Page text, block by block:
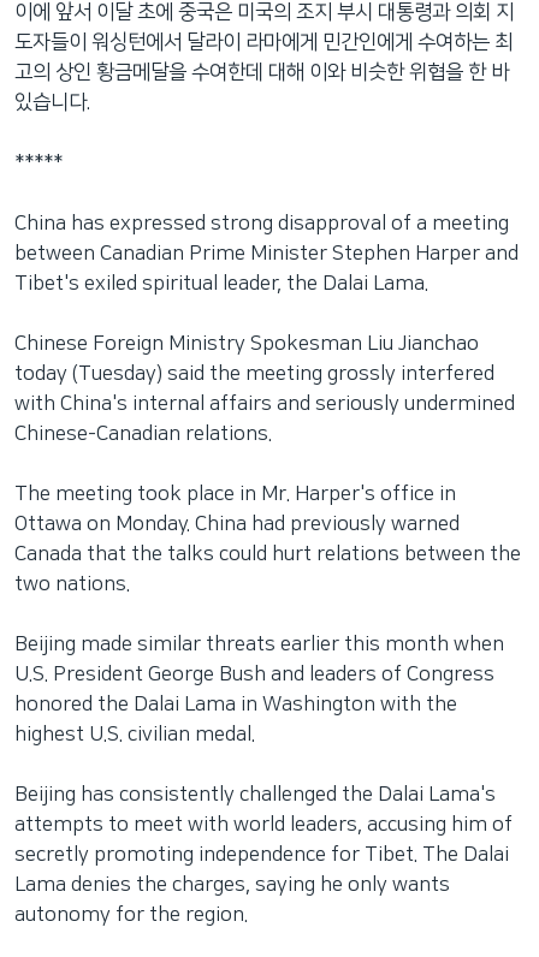
으
로
으
로
이에 앞서 이달 초에 중국은 미국의 조지 부시 대통령과 의회 지
도자들이 워싱턴에서 달라이 라마에게 민간인에게 수여하는 최
고의 상인 황금메달을 수여한데 대해 이와 비슷한 위협을 한 바
있습니다.
*****
China has expressed strong disapproval of a meeting
between Canadian Prime Minister Stephen Harper and
Tibet's exiled spiritual leader, the Dalai Lama.
Chinese Foreign Ministry Spokesman Liu Jianchao
today (Tuesday) said the meeting grossly interfered
with China's internal affairs and seriously undermined
Chinese-Canadian relations.
The meeting took place in Mr. Harper's office in
Ottawa on Monday. China had previously warned
Canada that the talks could hurt relations between the
two nations.
Beijing made similar threats earlier this month when
U.S. President George Bush and leaders of Congress
honored the Dalai Lama in Washington with the
highest U.S. civilian medal.
Beijing has consistently challenged the Dalai Lama's
attempts to meet with world leaders, accusing him of
secretly promoting independence for Tibet. The Dalai
Lama denies the charges, saying he only wants
autonomy for the region.